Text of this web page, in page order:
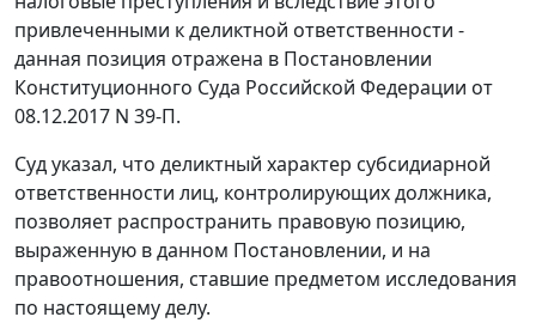
привлеченными к деликтной ответственности -
данная позиция отражена в Постановлении
Конституционного Суда Российской Федерации от
08.12.2017 N 39-П.
Суд указал, что деликтный характер субсидиарной
ответственности лиц, контролирующих должника,
позволяет распространить правовую позицию,
выраженную в данном Постановлении, и на
правоотношения, ставшие предметом исследования
по настоящему делу.